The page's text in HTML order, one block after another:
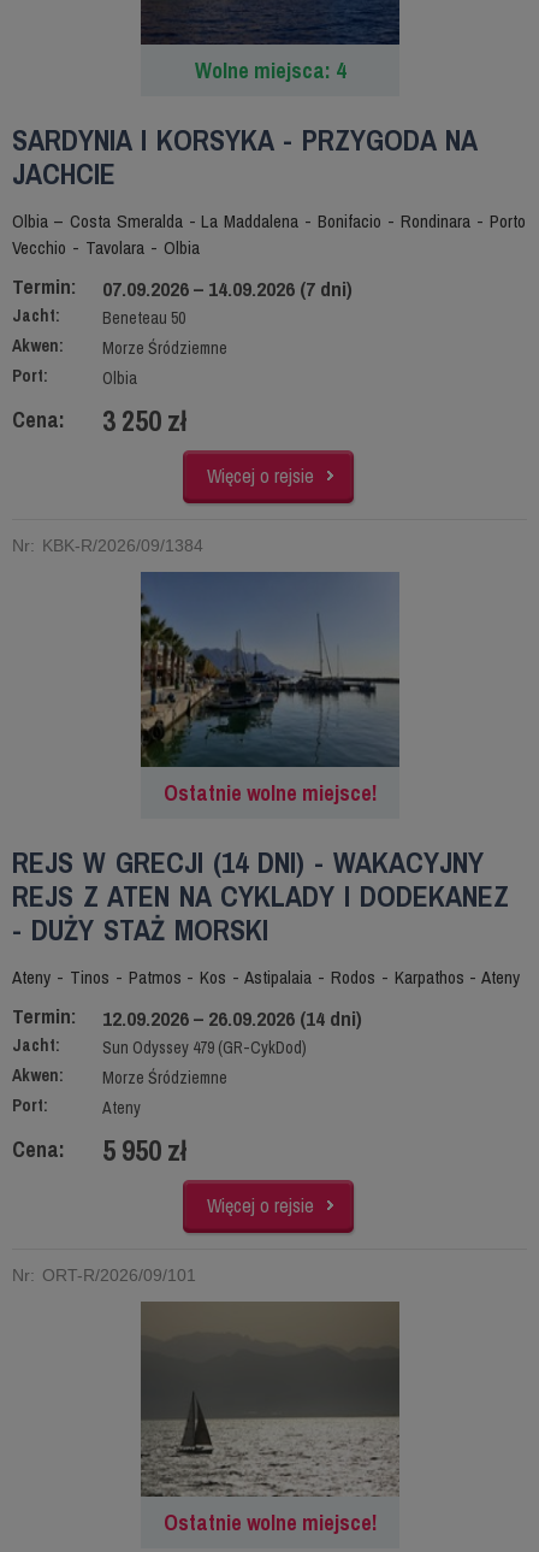
Wolne miejsca: 4
SARDYNIA I KORSYKA - PRZYGODA NA
JACHCIE
Olbia – Costa Smeralda - La Maddalena - Bonifacio - Rondinara - Porto
Vecchio - Tavolara - Olbia
Termin: 07.09.2026 – 14.09.2026 (7 dni)
Jacht:
Beneteau 50
Akwen:
Morze Śródziemne
Port:
Olbia
Cena: 3 250 zł
Więcej o rejsie
Nr: KBK-R/2026/09/1384
Ostatnie wolne miejsce!
REJS W GRECJI (14 DNI) - WAKACYJNY
REJS Z ATEN NA CYKLADY I DODEKANEZ
- DUŻY STAŻ MORSKI
Ateny - Tinos - Patmos - Kos - Astipalaia - Rodos - Karpathos - Ateny
Termin: 12.09.2026 – 26.09.2026 (14 dni)
Jacht:
Sun Odyssey 479 (GR-CykDod)
Akwen:
Morze Śródziemne
Port:
Ateny
Cena: 5 950 zł
Więcej o rejsie
Nr: ORT-R/2026/09/101
Ostatnie wolne miejsce!